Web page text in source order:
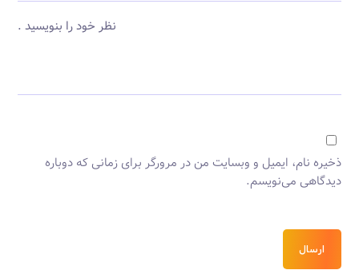
نظر خود را بنویسید .
ذخیره نام، ایمیل و وبسایت من در مرورگر برای زمانی که دوباره
دیدگاهی می‌نویسم.
ارسال